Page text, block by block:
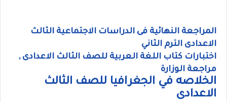
المراجعة النهائية فى الدراسات الاجتماعية الثالث
الاعدادى الترم الثاني
اختبارات كتاب اللغة العربية للصف الثالث الاعدادى ,
مراجعة الوزارة
الخلاصه في الجغرافيا للصف الثالث
الاعدادى